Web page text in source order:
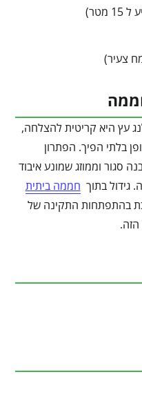
צעיר)
עץ היא קריטית להצלחה,
בלתי הפיך. הפתרון
סגור וממוזג שמונע איבוד
גידול בתוך חממה ביתית
בהתפתחות התקינה של
הזה.